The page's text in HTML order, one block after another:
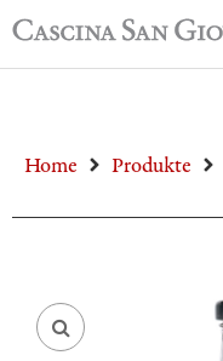
Home Produkte